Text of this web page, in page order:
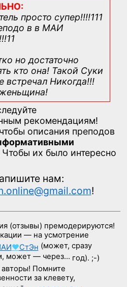
просто супер!!!!111
в в МАИ
но достаточно
кто она! Такой Суки
встречал Никогда!!!
женьщина!
рекомендациям!
описания преподов
Чтобы их было интересно
нам:
!
(отзывы) премодерируются!
— на усмотрение
♥СтЭн (может, сразу
может — через… год). ;-)
Помните
за клевету,